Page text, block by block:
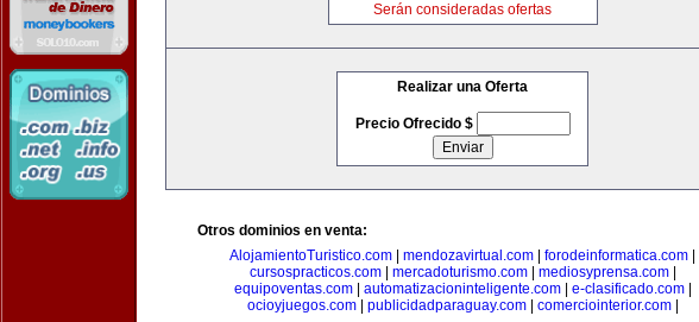
Serán consideradas ofertas
Realizar una Oferta
Precio Ofrecido $
Otros dominios en venta:
AlojamientoTuristico.com
mendozavirtual.com forodeinformatica.com
cursospracticos.com| mercadoturismo.com| mediosyprensa.com|
equipoventas.com| automatizacioninteligente.com| e-clasificado.com|
ocioyjuegos.com| publicidadparaguay.com| comerciointerior.com|